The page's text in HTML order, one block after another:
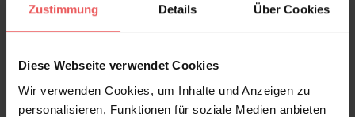
Zustimmung Details Über Cookies
Diese Webseite verwendet Cookies
Wir verwenden Cookies, um Inhalte und Anzeigen zu
personalisieren, Funktionen für soziale Medien anbieten
+49 (0)221 932 81 82
Produktgalerie überspringen
Varianten